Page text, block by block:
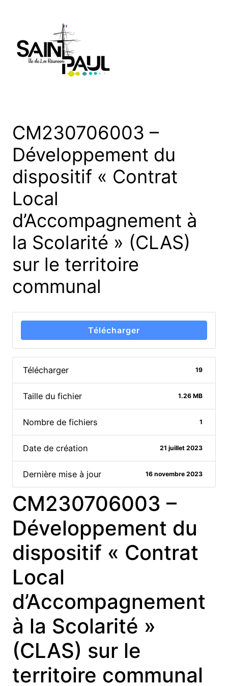
CM230706003 –
Développement du
dispositif « Contrat
Local
d’Accompagnement à
la Scolarité » (CLAS)
sur le territoire
communal
Télécharger
Télécharger 19
Taille du fichier 1.26 MB
Nombre de fichiers 1
Date de création 21 juillet 2023
Dernière mise à jour 16 novembre 2023
CM230706003 –
Développement du
dispositif « Contrat
Local
d’Accompagnement
à la Scolarité »
(CLAS) sur le
territoire communal